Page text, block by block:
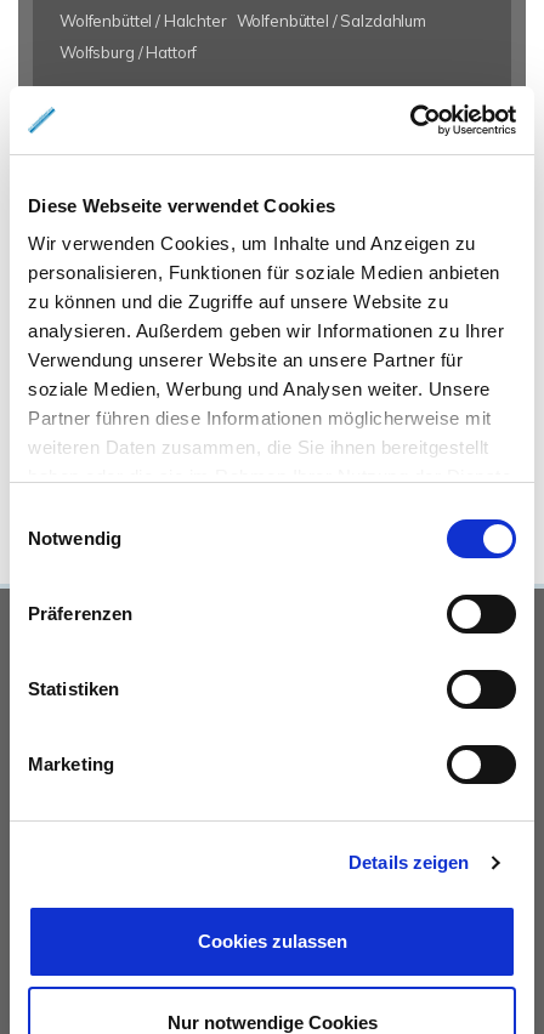
Diese Webseite verwendet Cookies
Wir verwenden Cookies, um Inhalte und Anzeigen zu
personalisieren, Funktionen für soziale Medien anbieten
zu können und die Zugriffe auf unsere Website zu
analysieren. Außerdem geben wir Informationen zu Ihrer
Verwendung unserer Website an unsere Partner für
soziale Medien, Werbung und Analysen weiter. Unsere
Partner führen diese Informationen möglicherweise mit
weiteren Daten zusammen, die Sie ihnen bereitgestellt
Notwendig
Präferenzen
Statistiken
Marketing
Details zeigen
Cookies zulassen
Nur notwendige Cookies
Wolfenbüttel / Halchter Wolfenbüttel / Salzdahlum
Wolfsburg / Hattorf
Eigentumswohnungen Braunschweig
Eigentumswohnung
Braunschweig
Mietwohnung Braunschweig
Braunschweig
Reihenhaus Braunschweig
Wohnung miete
Braunschweig
Wohnung suche Braunschweig
Wohnungssuche
Braunschweig
Wohnungsanzeigen Braunschweig
Wohnung
Braunschweig
Haus Braunschweig
Häuser Braunschweig
kaufen Braunschweig
mieten Braunschweig
Immobilie
Braunschweig
Immobilien Braunschweig
Hauskauf
Immobilienkauf Braunschweig
UNSERE PARTNER &
das immobilienhaus oberenzer & stöcker gmbh &